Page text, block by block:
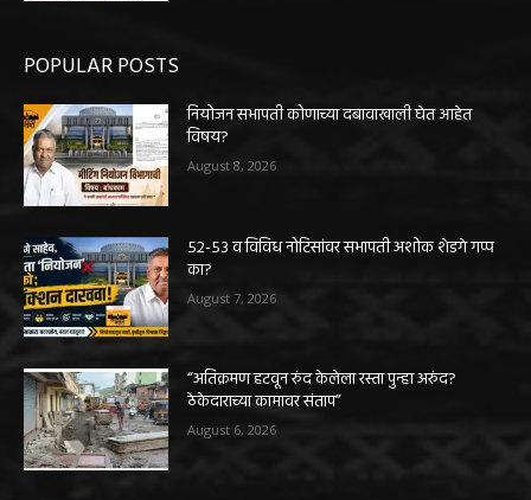
POPULAR POSTS
नियोजन सभापती कोणाच्या दबावाखाली घेत आहेत
विषय?
August 8, 2026
५२-५३ व विविध नोटिसांवर सभापती अशोक शेडगे गप्प
का?
August 7, 2026
“अतिक्रमण हटवून रुंद केलेला रस्ता पुन्हा अरुंद?
ठेकेदाराच्या कामावर संताप”
August 6, 2026